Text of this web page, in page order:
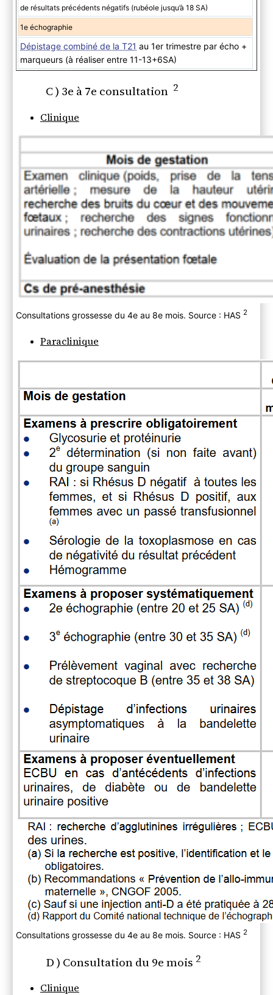
de résultats précédents négatifs (rubéole jusqu’à 18 SA)
1e échographie
Dépistage combiné de la T21 au 1er trimestre par écho +
marqueurs (à réaliser entre 11-13+6SA)
C ) 3e à 7e consultation 2
Clinique
Consultations grossesse du 4e au 8e mois. Source : HAS 2
Paraclinique
Consultations grossesse du 4e au 8e mois. Source : HAS 2
D ) Consultation du 9e mois 2
Clinique